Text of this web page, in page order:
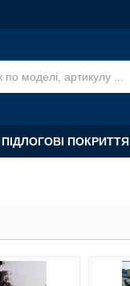
ПІДЛОГОВІ ПОКРИТТЯ